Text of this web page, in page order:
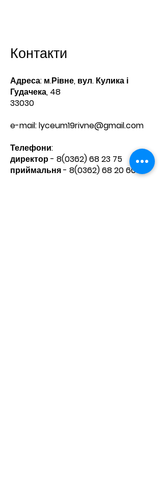
Контакти
Адреса: м.Рівне, вул. Кулика і
Гудачека, 48
33030
e-mail:lyceum19rivne@gmail.com
Телефони:​
директор - 8(0362) 68 23 75
приймальня - 8(0362) 68 20 60